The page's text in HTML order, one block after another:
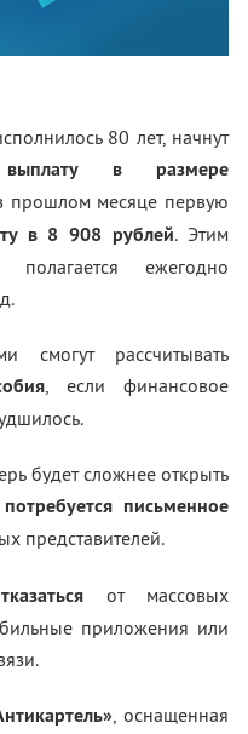
80 лет, начнут
выплату в размере
прошлом месяце первую
в 8 908 рублей. Этим
ежегодно
смогут рассчитывать
, если финансовое
будет сложнее открыть
потребуется письменное
представителей.
от массовых
приложения или
, оснащенная